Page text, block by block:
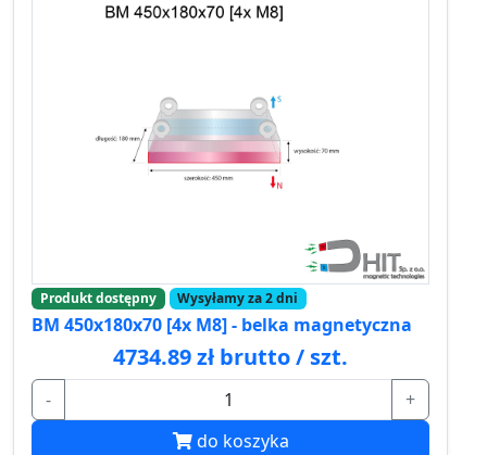
Produkt dostępny Wysyłamy za 2 dni
BM 450x180x70 [4x M8] - belka magnetyczna
4734.89 zł brutto / szt.
-
+
do koszyka